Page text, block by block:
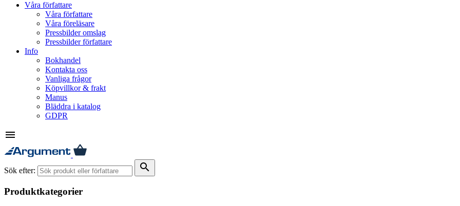
Våra författare
Våra författare
Våra föreläsare
Pressbilder omslag
Pressbilder författare
Info
Bokhandel
Kontakta oss
Vanliga frågor
Köpvillkor & frakt
Manus
Bläddra i katalog
GDPR
menu
Sök efter: search
Produktkategorier